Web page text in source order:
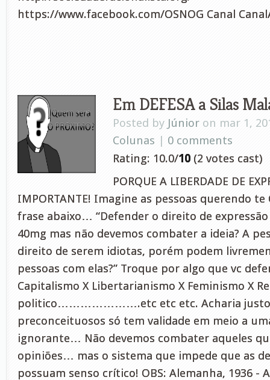
https://www.facebook.com/OSNOG Canal
Em DEFESA a Silas
Posted by Júnior on mar 1,
Colunas | 0 comments
Rating: 10.0/10 (2 votes cast)
PORQUE A LIBERDADE DE
IMPORTANTE! Imagine as pessoas querendo te
frase abaixo… “Defender o direito de
40mg mas não devemos combater a ideia? A
direito de serem idiotas, porém podem
pessoas com elas?” Troque por algo que vc
Capitalismo X Libertarianismo X Feminismo X
politico………………….etc etc etc. Acharia
preconceituosos só tem validade em meio a
ignorante… Não devemos combater aqueles
opiniões… mas o sistema que impede que as
possuam senso crítico! OBS: Alemanha, 1936 -